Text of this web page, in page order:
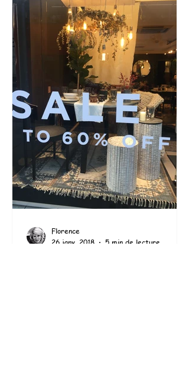
Florence
26 janv. 2018
5 min de lecture